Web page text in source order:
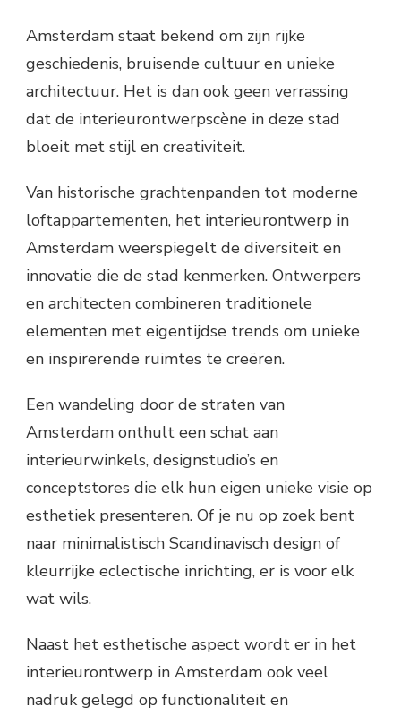
Amsterdam staat bekend om zijn rijke
geschiedenis, bruisende cultuur en unieke
architectuur. Het is dan ook geen verrassing
dat de interieurontwerpscène in deze stad
bloeit met stijl en creativiteit.
Van historische grachtenpanden tot moderne
loftappartementen, het interieurontwerp in
Amsterdam weerspiegelt de diversiteit en
innovatie die de stad kenmerken. Ontwerpers
en architecten combineren traditionele
elementen met eigentijdse trends om unieke
en inspirerende ruimtes te creëren.
Een wandeling door de straten van
Amsterdam onthult een schat aan
interieurwinkels, designstudio’s en
conceptstores die elk hun eigen unieke visie op
esthetiek presenteren. Of je nu op zoek bent
naar minimalistisch Scandinavisch design of
kleurrijke eclectische inrichting, er is voor elk
wat wils.
Naast het esthetische aspect wordt er in het
interieurontwerp in Amsterdam ook veel
nadruk gelegd op functionaliteit en